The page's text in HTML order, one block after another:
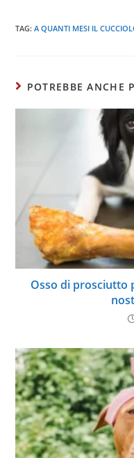
TAG:A QUANTI MESI IL
POTREBBE ANCHE
Osso di prosciutto